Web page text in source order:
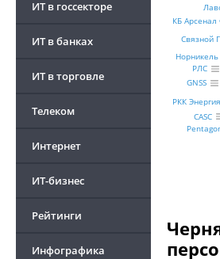
ИТ в госсекторе
ИТ в банках
ИТ в торговле
Телеком
Интернет
ИТ-бизнес
Рейтинги
Инфографика
КБ
Связной
РКК Энергия
Норникель
РЛС
GNSS
CASC